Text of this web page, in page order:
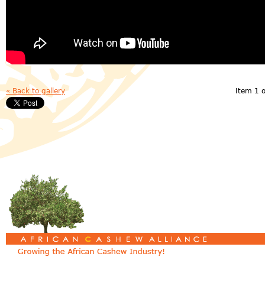
« Back to gallery Item 1